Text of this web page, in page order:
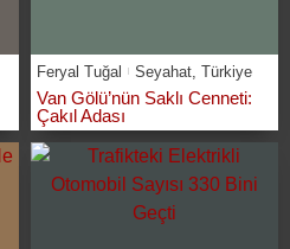
Feryal Tuğal Seyahat Türkiye
Van Gölü’nün Saklı Cenneti:
Çakıl Adası